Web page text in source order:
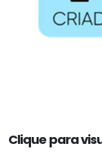
Clique para